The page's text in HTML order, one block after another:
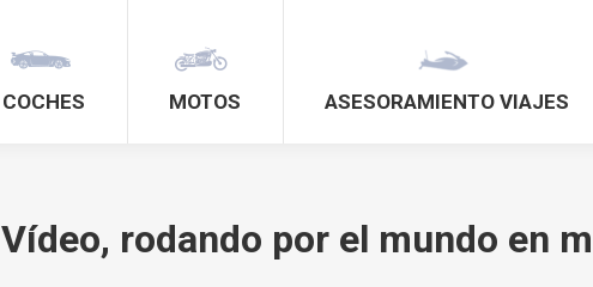
COCHES MOTOS ASESORAMIENTO VIAJES
Vídeo, rodando por el mundo en